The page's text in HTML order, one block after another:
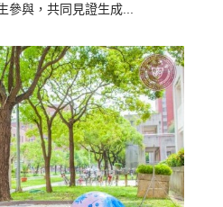
參與，共同見證生成...